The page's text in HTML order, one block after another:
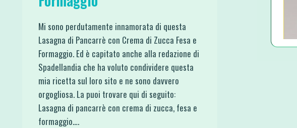
Mi sono perdutamente innamorata di questa
Lasagna di Pancarrè con Crema di Zucca Fesa e
Formaggio. Ed è capitato anche alla redazione di
Spadellandia che ha voluto condividere questa
mia ricetta sul loro sito e ne sono davvero
orgogliosa. La puoi trovare qui di seguito:
Lasagna di pancarrè con crema di zucca, fesa e
formaggio….